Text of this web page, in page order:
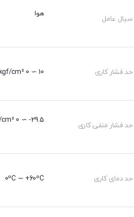
سیال عامل هوا
حد فشار کاری 10 ∼ 0 kgf/cm²
حد فشار منفی کاری 29.5- ∼ 0 kgf/cm²
حد دمای کاری 0ºC ∼ +60ºC